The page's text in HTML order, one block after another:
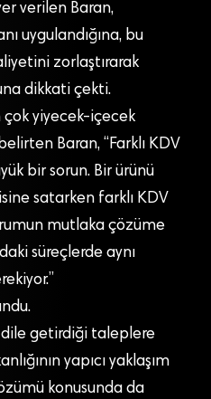
verilen Baran,
uygulandığına, bu
zorlaştırarak
dikkati çekti.
çok yiyecek-içecek
Baran, “Farklı KDV
bir sorun. Bir ürünü
satarken farklı KDV
mutlaka çözüme
süreçlerde aynı
dile getirdiği taleplere
yapıcı yaklaşım
konusunda da